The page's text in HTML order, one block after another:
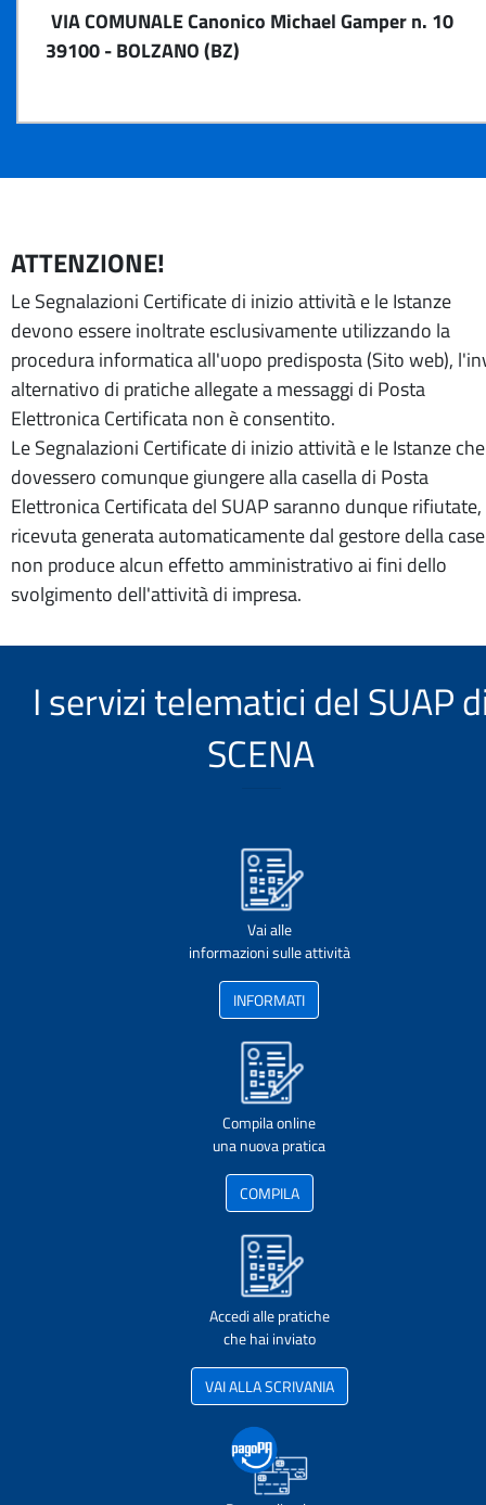
VIA COMUNALE Canonico Michael Gamper n. 10
39100 - BOLZANO (BZ)
ATTENZIONE!
Le Segnalazioni Certificate di inizio attività e le Istanze
devono essere inoltrate esclusivamente utilizzando la
procedura informatica all'uopo predisposta (Sito web),
alternativo di pratiche allegate a messaggi di Posta
Elettronica Certificata non è consentito.
Le Segnalazioni Certificate di inizio attività e le Istanze che
dovessero comunque giungere alla casella di Posta
Elettronica Certificata del SUAP saranno dunque rifiutate,
ricevuta generata automaticamente dal gestore della
non produce alcun effetto amministrativo ai fini dello
svolgimento dell'attività di impresa.
I servizi telematici del SUAP
SCENA
Vai alle
informazioni sulle attività
INFORMATI
Compila online
una nuova pratica
COMPILA
Accedi alle pratiche
che hai inviato
VAI ALLA SCRIVANIA